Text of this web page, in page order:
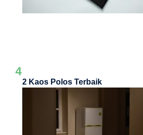
4
2 Kaos Polos Terbaik